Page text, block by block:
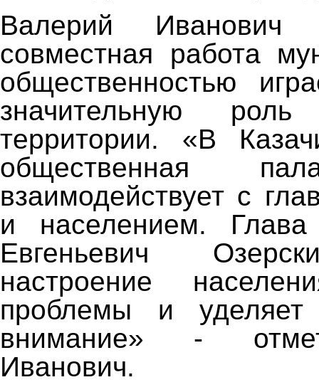
Валерий Иванович
совместная работа
общественностью
значительную
территории. «В
общественная
взаимодействует с
и населением.
Евгеньевич
настроение
проблемы и уделяет
внимание» -
Иванович.